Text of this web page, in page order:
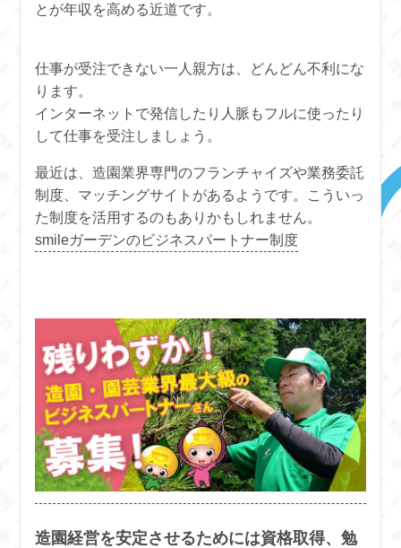
とが年収を高める近道です。
仕事が受注できない一人親方は、どんどん不利にな
ります。
インターネットで発信したり人脈もフルに使ったり
して仕事を受注しましょう。
最近は、造園業界専門のフランチャイズや業務委託
制度、マッチングサイトがあるようです。こういっ
た制度を活用するのもありかもしれません。
smileガーデンのビジネスパートナー制度
造園経営を安定させるためには資格取得、勉